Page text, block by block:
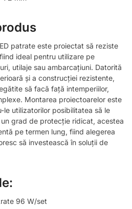
patrate este proiectat să reziste
ideal pentru utilizare pe
utilaje sau ambarcațiuni. Datorită
și a construcției rezistente,
să facă față intemperiilor,
Montarea proiectoarelor este
le utilizatorilor posibilitatea să le
grad de protecție ridicat, acestea
pe termen lung, fiind alegerea
să investească în soluții de
96 W/set